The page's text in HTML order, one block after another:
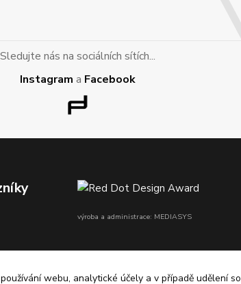
Sledujte nás na sociálních sítích...
Instagram a Facebook
výroba a administrace: MEDIASYS
webu, analytické účely a v případě udělení